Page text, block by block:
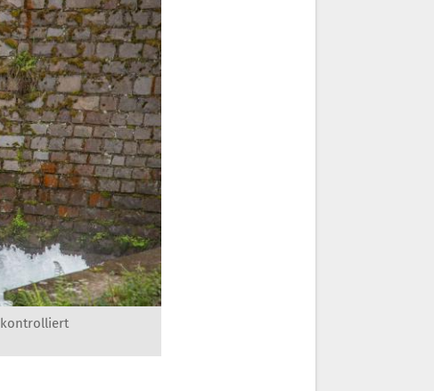
kontrolliert